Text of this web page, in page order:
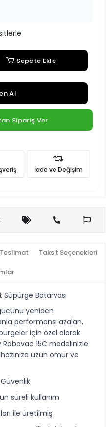
Sepete Ekle
Al
Sipariş Ver
İade ve Değişim
Taksit Seçenekleri
Süpürge Bataryası
yeniden
performansı azalan,
için özel olarak
15C modelinizle
uzun ömür ve
süreli kullanım
ile üretilmiş